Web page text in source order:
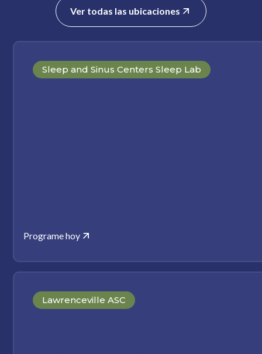
Ver todas las ubicaciones
Sleep and Sinus Centers Sleep Lab
Programe hoy
Lawrenceville ASC